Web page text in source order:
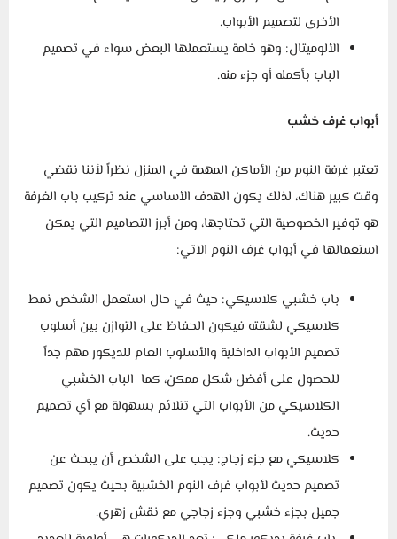
الأخرى لتصميم الأبواب.
الألوميتال: وهو خامة يستعملها البعض سواء في تصميم
الباب بأكمله أو جزء منه.
أبواب غرف خشب
تعتبر غرفة النوم من الأماكن المهمة في المنزل نظراً لأننا نقضي
وقت كبير هناك، لذلك يكون الهدف الأساسي عند تركيب باب الغرفة
هو توفير الخصوصية التي تحتاجها، ومن أبرز التصاميم التي يمكن
استعمالها في أبواب غرف النوم الآتي:
باب خشبي كلاسيكي: حيث في حال استعمل الشخص نمط
كلاسيكي لشقته فيكون الحفاظ على التوازن بين أسلوب
تصميم الأبواب الداخلية والأسلوب العام للديكور مهم جداً
للحصول على أفضل شكل ممكن، كما الباب الخشبي
الكلاسيكي من الأبواب التي تتلائم بسهولة مع أي تصميم
حديث.
كلاسيكي مع جزء زجاج: يجب على الشخص أن يبحث عن
تصميم حديث لأبواب غرف النوم الخشبية بحيث يكون تصميم
جميل بجزء خشبي وجزء زجاجي مع نقش زهري.